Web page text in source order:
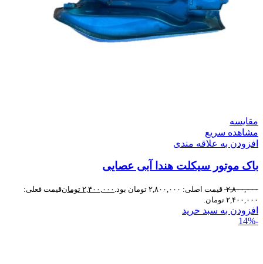
مقایسه
مشاهده سریع
افزودن به علاقه مندی
باک موتور سیکلت هندا آبی عصایی
۲,۸۰۰,۰۰۰ قیمت اصلی: ۲,۸۰۰,۰۰۰ تومان بود. ۲,۴۰۰,۰۰۰ تومانقیمت فعلی:
۲,۴۰۰,۰۰۰ تومان.
افزودن به سبد خرید
-14%